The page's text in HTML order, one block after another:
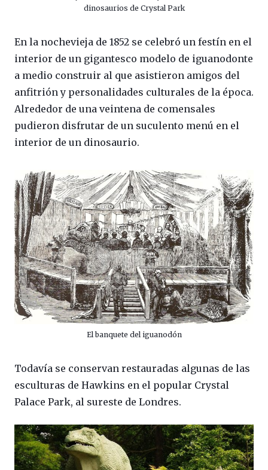
dinosaurios de Crystal Park
En la nochevieja de 1852 se celebró un festín en el
interior de un gigantesco modelo de iguanodonte
a medio construir al que asistieron amigos del
anfitrión y personalidades culturales de la época.
Alrededor de una veintena de comensales
pudieron disfrutar de un suculento menú en el
interior de un dinosaurio.
El banquete del iguanodón
Todavía se conservan restauradas algunas de las
esculturas de Hawkins en el popular Crystal
Palace Park, al sureste de Londres.